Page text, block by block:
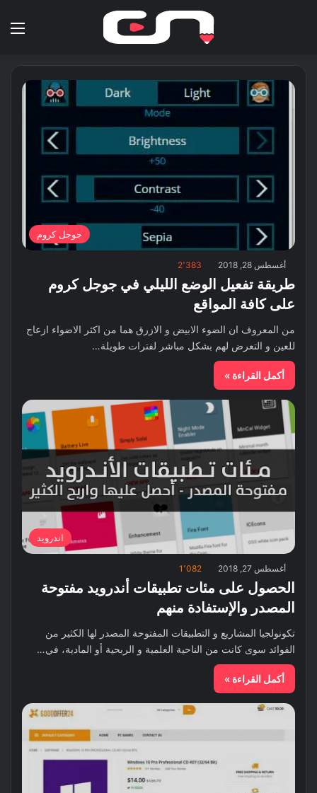
جوجل كروم
أغسطس 28, 2018 2٬383
طريقة تفعيل الوضع الليلي في جوجل كروم
على كافة المواقع
من المعروف ان الضوء الابيض و الازرق هما من اكثر الاضواء ازعاج
للعين و التعرض لهم بشكل مباشر لفترات طويلة…
أكمل القراءة »
اندرويد
أغسطس 27, 2018 1٬082
الحصول على مئات تطبيقات أندرويد مفتوحة
المصدر والإستفادة منهم
تكونولجيا المشاريع و التطبيقات المفتوحة المصدر لها الكثير من
الفوائد سوى كانت من الناحية العلمية و الربحية أو المادية، في…
أكمل القراءة »